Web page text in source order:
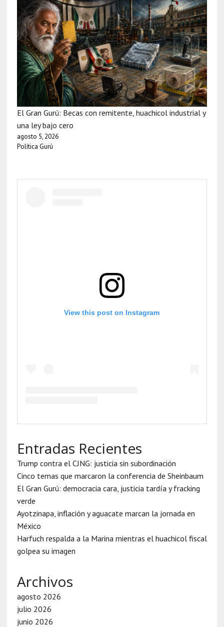
El Gran Gurú: Becas con remitente, huachicol industrial y
una ley bajo cero
agosto 5, 2026
Política Gurú
View this post on Instagram
Entradas Recientes
Trump contra el CJNG: justicia sin subordinación
Cinco temas que marcaron la conferencia de Sheinbaum
El Gran Gurú: democracia cara, justicia tardía y fracking
verde
Ayotzinapa, inflación y aguacate marcan la jornada en
México
Harfuch respalda a la Marina mientras el huachicol fiscal
golpea su imagen
Archivos
agosto 2026
julio 2026
junio 2026